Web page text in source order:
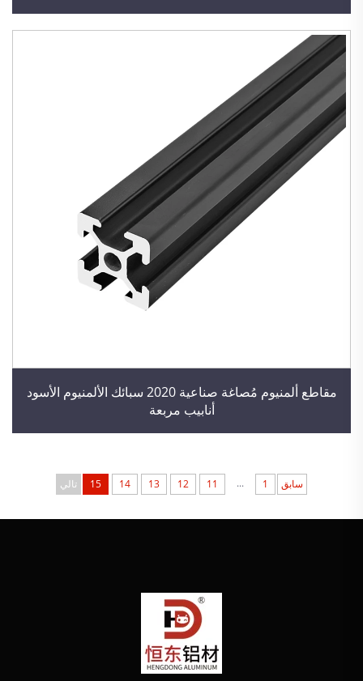
مقاطع ألمنيوم مُصاغة صناعية 2020 سبائك الألمنيوم الأسود
أنابيب مربعة
سابق 1
...
11
12
13
14
15 تالي